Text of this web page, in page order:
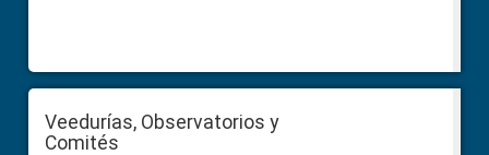
Veedurías, Observatorios y
Comités